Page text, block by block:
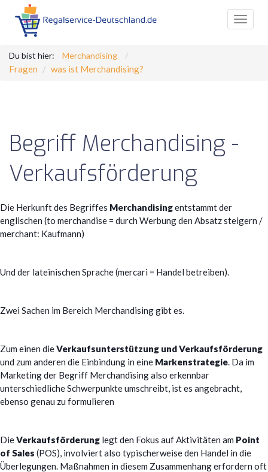
Toggle
Du bist hier: Merchandising
Fragen was ist Merchandising?
Begriff Merchandising -
Verkaufsförderung
Die Herkunft des Begriffes Merchandisingentstammt der
englischen (to merchandise = durch Werbung den Absatz steigern /
merchant: Kaufmann)
Und der lateinischen Sprache (mercari = Handel betreiben).
Zwei Sachen im Bereich Merchandising gibt es.
Zum einen dieVerkaufsunterstützung und Verkaufsförderung
und zum anderen die Einbindung in eine Markenstrategie. Da im
Marketing der Begriff Merchandising also erkennbar
unterschiedliche Schwerpunkte umschreibt, ist es angebracht,
ebenso genau zu formulieren
DieVerkaufsförderung legt den Fokus auf Aktivitäten am Point
of Sales (POS), involviert also typischerweise den Handel in die
Überlegungen. Maßnahmen in diesem Zusammenhang erfordern oft